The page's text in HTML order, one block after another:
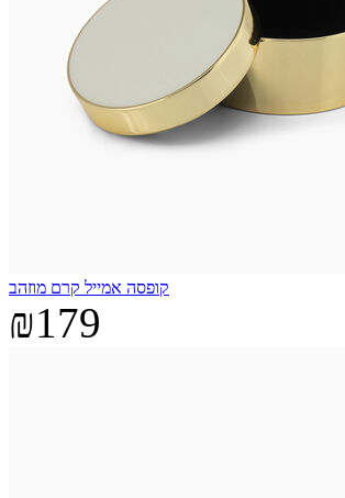
קופסה אמייל קרם מוזהב
₪179